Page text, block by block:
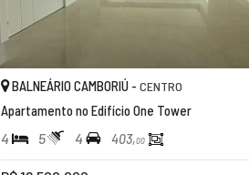
BALNEÁRIO CAMBORIÚ - CENTRO
Apartamento no Edifício One Tower
4 5 4 403,00